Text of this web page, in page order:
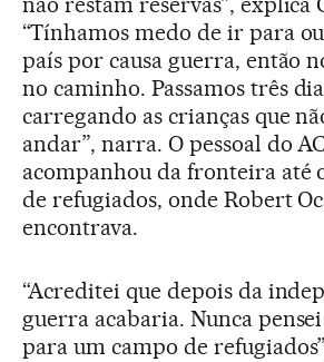
“Tínhamos medo de ir para
país por causa guerra, então
no caminho. Passamos três
carregando as crianças que
andar”, narra. O pessoal do
acompanhou da fronteira até
de refugiados, onde Robert
encontrava.
“Acreditei que depois da
guerra acabaria. Nunca
para um campo de